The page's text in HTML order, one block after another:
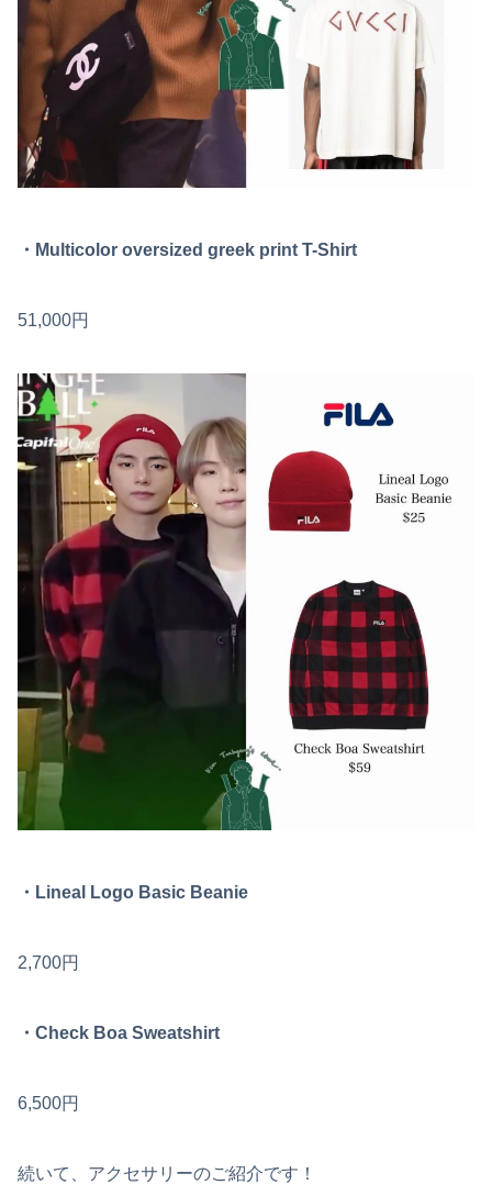
・Multicolor oversized greek print T-Shirt
51,000円
・Lineal Logo Basic Beanie
2,700円
・Check Boa Sweatshirt
6,500円
続いて、アクセサリーのご紹介です！